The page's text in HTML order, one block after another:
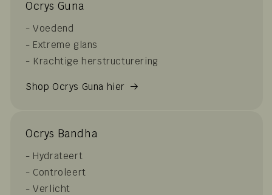
Ocrys Guna
- Voedend
- Extreme glans
- Krachtige herstructurering
Shop Ocrys Guna hier
Ocrys Bandha
- Hydrateert
- Controleert
- Verlicht